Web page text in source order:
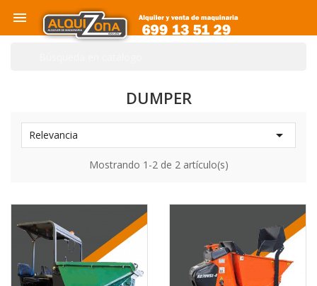

DUMPER
Relevancia 
Mostrando 1-2 de 2 artículo(s)